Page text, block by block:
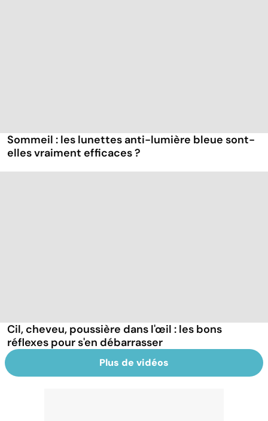
Sommeil : les lunettes anti-lumière bleue sont-
elles vraiment efficaces ?
Cil, cheveu, poussière dans l'œil : les bons
réflexes pour s'en débarrasser
Plus de vidéos